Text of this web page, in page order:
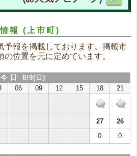
情報(上市町)
予報を掲載しております。掲載市
位置を元に定めています。
今 日 8/9(日)
06 09 12 15 18
21
27
26
0 0